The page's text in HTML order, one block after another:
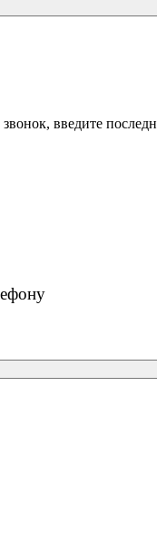
введите